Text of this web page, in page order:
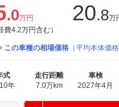
.0万円
費4.2万円含む）
20.8万
この車種の相場価格 （平均本体価
式
年
走行距離
7.0万km
車検
2027年4月